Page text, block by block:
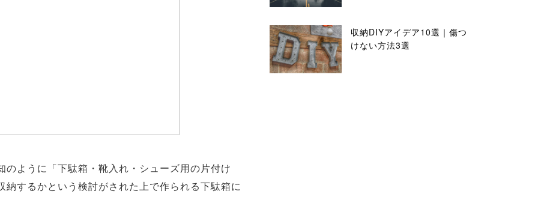
ように「下駄箱・靴入れ・シューズ用の片付け
するかという検討がされた上で作られる下駄箱に
収納DIYアイデア10選｜傷つ
けない方法3選